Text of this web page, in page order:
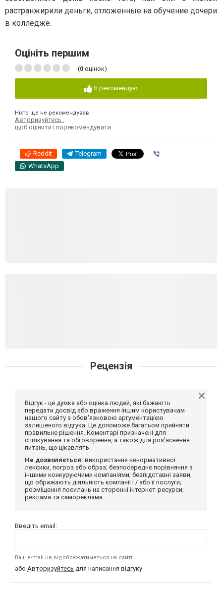
растранжирили деньги, отложенные на обучение дочери
в колледже.
Оцініть першим
(0 оцінок)
Я рекомендую
Ніхто ще не рекомендував
Авторизуйтесь
щоб оцінити і порекомендувати
Reddit Telegram
WhatsApp
Рецензія
Відгук - це думка або оцінка людей, які бажають
передати досвід або враження іншим користувачам
нашого сайту з обов'язковою аргументацією
залишеного відгука. Це допоможе багатьом прийняти
правильне рішення. Коментарі призначені для
спілкування та обговорення, а також для роз'яснення
питань, що цікавлять.
Не дозволяється: використання ненормативної
лексики, погроз або образ; безпосереднє порівняння з
іншими конкуруючими компаніями; безпідставні заяви,
що ображають діяльність компанії і / або її послуги;
розміщення посилань на сторонні інтернет-ресурси;
реклама та самореклама.
Введіть email:
Ваш e-mail не відображатиметься на сайті
або Авторизуйтесь для написання відгуку